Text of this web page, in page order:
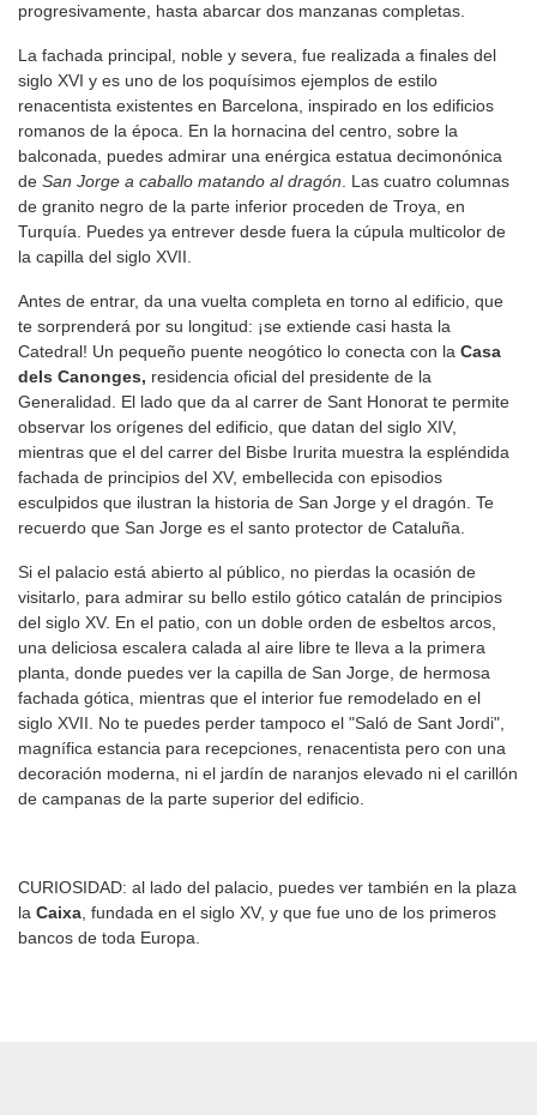
progresivamente, hasta abarcar dos manzanas completas.
La fachada principal, noble y severa, fue realizada a finales del
siglo XVI y es uno de los poquísimos ejemplos de estilo
renacentista existentes en Barcelona, inspirado en los edificios
romanos de la época. En la hornacina del centro, sobre la
balconada, puedes admirar una enérgica estatua decimonónica
de San Jorge a caballo matando al dragón . Las cuatro columnas
de granito negro de la parte inferior proceden de Troya, en
Turquía. Puedes ya entrever desde fuera la cúpula multicolor de
la capilla del siglo XVII.
Antes de entrar, da una vuelta completa en torno al edificio, que
te sorprenderá por su longitud: ¡se extiende casi hasta la
Catedral! Un pequeño puente neogótico lo conecta con la Casa
dels Canonges, residencia oficial del presidente de la
Generalidad. El lado que da al carrer de Sant Honorat te permite
observar los orígenes del edificio, que datan del siglo XIV,
mientras que el del carrer del Bisbe Irurita muestra la espléndida
fachada de principios del XV, embellecida con episodios
esculpidos que ilustran la historia de San Jorge y el dragón. Te
recuerdo que San Jorge es el santo protector de Cataluña.
Si el palacio está abierto al público, no pierdas la ocasión de
visitarlo, para admirar su bello estilo gótico catalán de principios
del siglo XV. En el patio, con un doble orden de esbeltos arcos,
una deliciosa escalera calada al aire libre te lleva a la primera
planta, donde puedes ver la capilla de San Jorge, de hermosa
fachada gótica, mientras que el interior fue remodelado en el
siglo XVII. No te puedes perder tampoco el "Saló de Sant Jordi",
magnífica estancia para recepciones, renacentista pero con una
decoración moderna, ni el jardín de naranjos elevado ni el carillón
de campanas de la parte superior del edificio.
CURIOSIDAD: al lado del palacio, puedes ver también en la plaza
la Caixa , fundada en el siglo XV, y que fue uno de los primeros
bancos de toda Europa.